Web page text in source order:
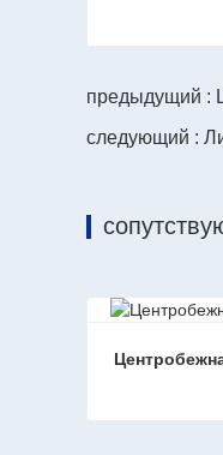
предыдущий :
следующий :